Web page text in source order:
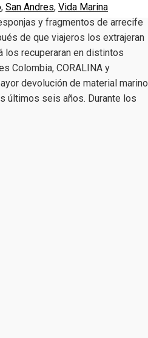
, San Andres, Vida Marina
y fragmentos de arrecife
de que viajeros los extrajeran
los recuperaran en distintos
Colombia, CORALINA y
devolución de material marino
últimos seis años. Durante los